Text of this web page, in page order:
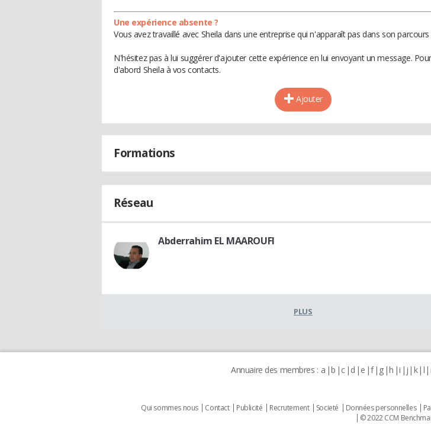
Une expérience absente ?
Vous avez travaillé avec Sheila dans une entreprise qui n'apparaît pas dans son parcours
N'hésitez pas à lui suggérer d'ajouter cette expérience en lui envoyant un message.
d'abord Sheila à vos contacts.
Ajouter
Formations
Réseau
Abderrahim EL MAAROUFI
PLUS
Annuaire des membres : a b c d e f g h i j k l
Qui sommes nous Contact Publicité Recrutement Societé Données personnelles
© 2022 CCM